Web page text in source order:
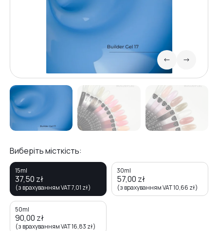
Виберіть місткість:
15ml
37,50 zł
(з врахуванням VAT7,01 zł)
30ml
57,00 zł
(з врахуванням VAT10,66 zł)
50ml
90,00 zł
(з врахуванням VAT16,83 zł)